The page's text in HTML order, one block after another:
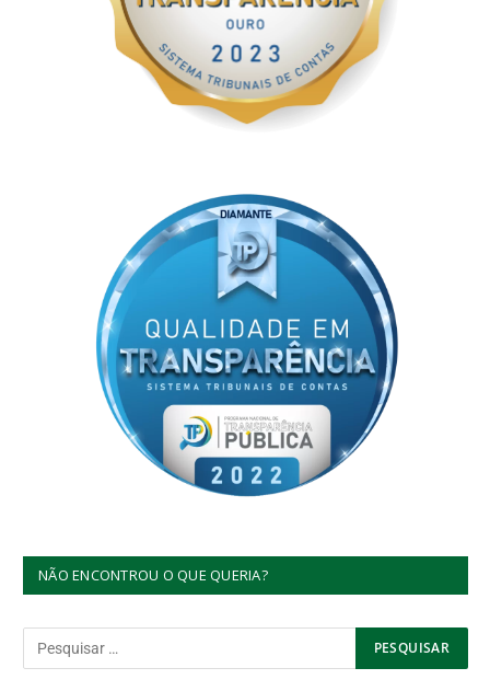
NÃO ENCONTROU O QUE QUERIA?